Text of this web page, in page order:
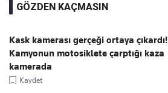
GÖZDEN KAÇMASIN
Kask kamerası gerçeği ortaya çıkardı!
Kamyonun motosiklete çarptığı kaza
kamerada
Kaydet